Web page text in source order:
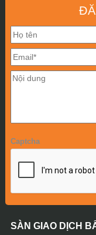
Captcha
SÀN GIAO DỊCH